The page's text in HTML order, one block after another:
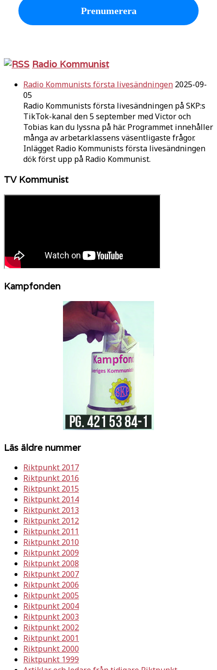
Radio Kommunist
Radio Kommunists första livesändningen 2025-09-
05
Radio Kommunists första livesändningen på SKP:s
TikTok-kanal den 5 september med Victor och
Tobias kan du lyssna på här. Programmet innehåller
många av arbetarklassens väsentligaste frågor.
Inlägget Radio Kommunists första livesändningen
dök först upp på Radio Kommunist.
TV Kommunist
Kampfonden
Läs äldre nummer
Riktpunkt 2017
Riktpunkt 2016
Riktpunkt 2015
Riktpunkt 2014
Riktpunkt 2013
Riktpunkt 2012
Riktpunkt 2011
Riktpunkt 2010
Riktpunkt 2009
Riktpunkt 2008
Riktpunkt 2007
Riktpunkt 2006
Riktpunkt 2005
Riktpunkt 2004
Riktpunkt 2003
Riktpunkt 2002
Riktpunkt 2001
Riktpunkt 2000
Riktpunkt 1999